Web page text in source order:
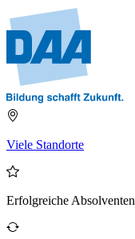
Viele Standorte
Erfolgreiche Absolventen